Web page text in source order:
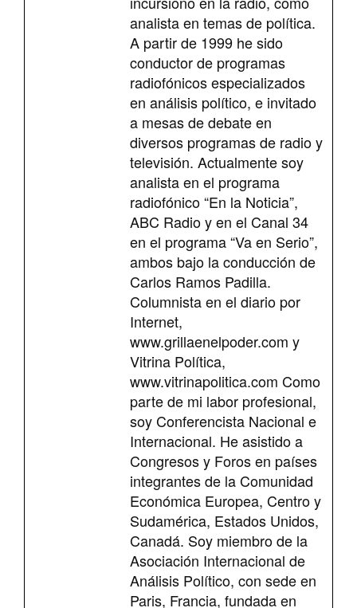
analista en temas de política.
A partir de 1999 he sido
conductor de programas
radiofónicos especializados
en análisis político, e invitado
a mesas de debate en
diversos programas de radio y
televisión. Actualmente soy
analista en el programa
radiofónico “En la Noticia”,
ABC Radio y en el Canal 34
en el programa “Va en Serio”,
ambos bajo la conducción de
Carlos Ramos Padilla.
Columnista en el diario por
Internet,
www.grillaenelpoder.com y
Vitrina Política,
www.vitrinapolitica.com Como
parte de mi labor profesional,
soy Conferencista Nacional e
Internacional. He asistido a
Congresos y Foros en países
integrantes de la Comunidad
Económica Europea, Centro y
Sudamérica, Estados Unidos,
Canadá. Soy miembro de la
Asociación Internacional de
Análisis Político, con sede en
Paris, Francia, fundada en